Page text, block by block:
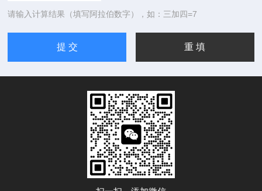
请输入计算结果（填写阿拉伯数字），如：三加四=7